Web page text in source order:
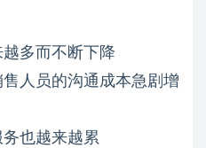
多而不断下降
人员的沟通成本急剧增
也越来越累